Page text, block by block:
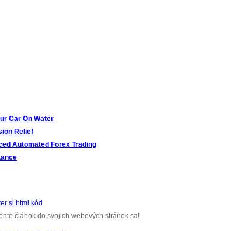
Car On Water
Relief
Automated Forex Trading
si html kód
článok do svojich webových stránok sa!